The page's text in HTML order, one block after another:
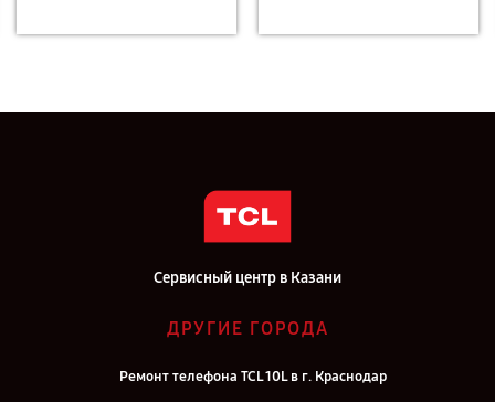
Сервисный центр в Казани
ДРУГИЕ ГОРОДА
Ремонт телефона TCL 10L в г. Краснодар